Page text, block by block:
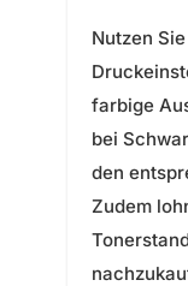
Nutzen
farbige
bei
den
Zudem